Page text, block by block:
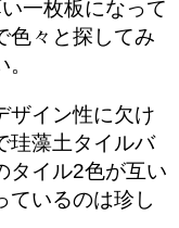
一枚板になって
色々と探してみ
ザイン性に欠け
珪藻土タイルバ
タイル2色が互い
ているのは珍し